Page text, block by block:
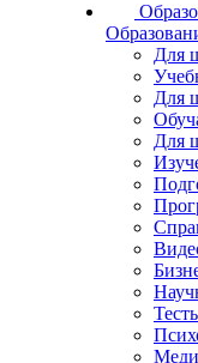
Для
Для
Для